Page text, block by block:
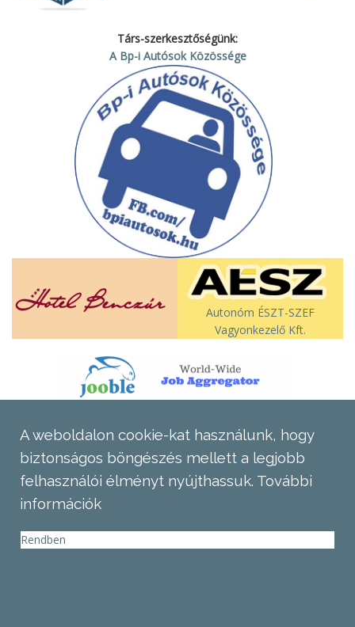
Társ-szerkesztőségünk:
A Bp-i Autósok Közössége
Autonóm ÉSZT-SZEF
Vagyonkezelő Kft.
A weboldalon cookie-kat használunk, hogy
biztonságos böngészés mellett a legjobb
felhasználói élményt nyújthassuk. További
információk
Rendben